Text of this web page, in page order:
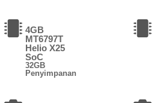
4GB
MT6797T
Helio X25
SoC
32GB
Penyimpanan